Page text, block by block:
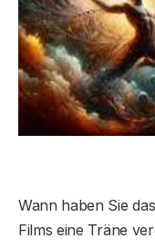
Wann haben Sie
Films eine Träne